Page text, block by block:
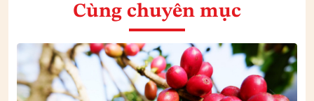
Cùng chuyên mục